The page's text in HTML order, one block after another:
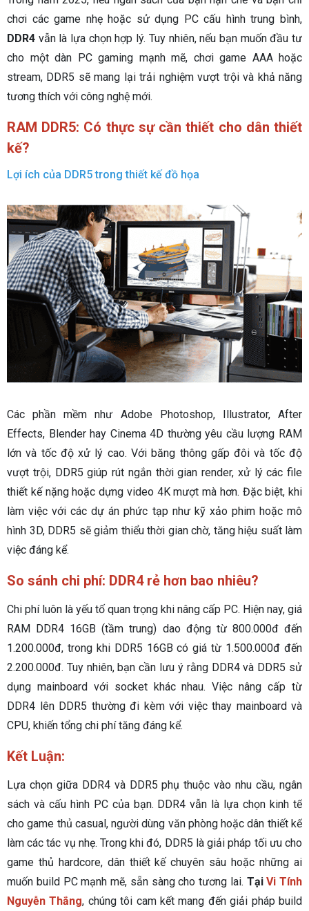
chơi các game nhẹ hoặc sử dụng PC cấu hình trung bình,
DDR4 vẫn là lựa chọn hợp lý. Tuy nhiên, nếu bạn muốn đầu tư
cho một dàn PC gaming mạnh mẽ, chơi game AAA hoặc
stream, DDR5 sẽ mang lại trải nghiệm vượt trội và khả năng
tương thích với công nghệ mới.
RAM DDR5: Có thực sự cần thiết cho dân thiết
kế?
Lợi ích của DDR5 trong thiết kế đồ họa
Các phần mềm như Adobe Photoshop, Illustrator, After
Effects, Blender hay Cinema 4D thường yêu cầu lượng RAM
lớn và tốc độ xử lý cao. Với băng thông gấp đôi và tốc độ
vượt trội, DDR5 giúp rút ngắn thời gian render, xử lý các file
thiết kế nặng hoặc dựng video 4K mượt mà hơn. Đặc biệt, khi
làm việc với các dự án phức tạp như kỹ xảo phim hoặc mô
hình 3D, DDR5 sẽ giảm thiểu thời gian chờ, tăng hiệu suất làm
việc đáng kể.
So sánh chi phí: DDR4 rẻ hơn bao nhiêu?
Chi phí luôn là yếu tố quan trọng khi nâng cấp PC. Hiện nay, giá
RAM DDR4 16GB (tầm trung) dao động từ 800.000đ đến
1.200.000đ, trong khi DDR5 16GB có giá từ 1.500.000đ đến
2.200.000đ. Tuy nhiên, bạn cần lưu ý rằng DDR4 và DDR5 sử
dụng mainboard với socket khác nhau. Việc nâng cấp từ
DDR4 lên DDR5 thường đi kèm với việc thay mainboard và
CPU, khiến tổng chi phí tăng đáng kể.
Kết Luận:
Lựa chọn giữa DDR4 và DDR5 phụ thuộc vào nhu cầu, ngân
sách và cấu hình PC của bạn. DDR4 vẫn là lựa chọn kinh tế
cho game thủ casual, người dùng văn phòng hoặc dân thiết kế
làm các tác vụ nhẹ. Trong khi đó, DDR5 là giải pháp tối ưu cho
game thủ hardcore, dân thiết kế chuyên sâu hoặc những ai
muốn build PC mạnh mẽ, sẵn sàng cho tương lai. TạiVi Tính
Nguyễn Thắng, chúng tôi cam kết mang đến giải pháp build